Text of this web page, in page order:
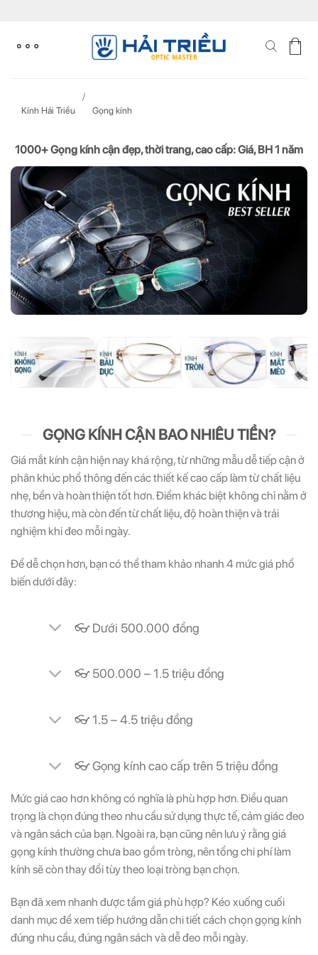
content
Kính Hải Triều Gọng kính
1000+ Gọng kính cận đẹp, thời trang, cao cấp: Giá, BH 1 năm
GỌNG KÍNH CẬN BAO NHIÊU TIỀN?
Giá mắt kính cận hiện nay khá rộng, từ những mẫu dễ tiếp cận ở
phân khúc phổ thông đến các thiết kế cao cấp làm từ chất liệu
nhẹ, bền và hoàn thiện tốt hơn. Điểm khác biệt không chỉ nằm ở
thương hiệu, mà còn đến từ chất liệu, độ hoàn thiện và trải
nghiệm khi đeo mỗi ngày.
Để dễ chọn hơn, bạn có thể tham khảo nhanh 4 mức giá phổ
biến dưới đây:
👓 Dưới 500.000 đồng
👓 500.000 – 1.5 triệu đồng
👓 1.5 – 4.5 triệu đồng
👓 Gọng kính cao cấp trên 5 triệu đồng
Mức giá cao hơn không có nghĩa là phù hợp hơn. Điều quan
trọng là chọn đúng theo nhu cầu sử dụng thực tế, cảm giác đeo
và ngân sách của bạn. Ngoài ra, bạn cũng nên lưu ý rằng giá
gọng kính thường chưa bao gồm tròng, nên tổng chi phí làm
kính sẽ còn thay đổi tùy theo loại tròng bạn chọn.
Bạn đã xem nhanh được tầm giá phù hợp? Kéo xuống cuối
danh mục để xem tiếp hướng dẫn chi tiết cách chọn gọng kính
đúng nhu cầu, đúng ngân sách và dễ đeo mỗi ngày.